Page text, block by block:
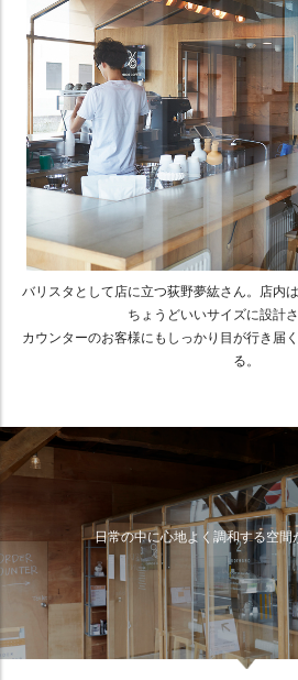
バリスタとして店に立つ荻野夢紘さん。店内
ちょうどいいサイズに設計さ
カウンターのお客様にもしっかり目が行き届
る。
日常の中に心地よく調和する空間